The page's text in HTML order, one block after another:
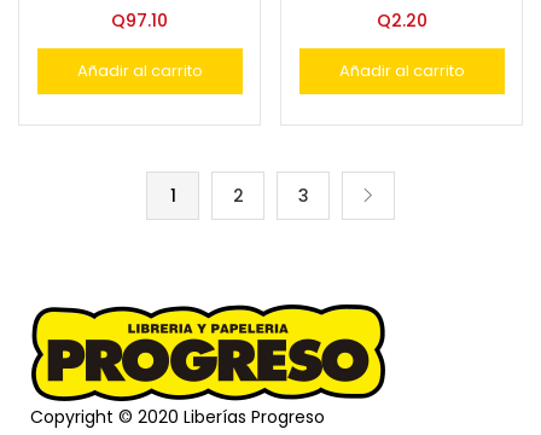
Q97.10
Añadir al carrito
Q2.20
Añadir al carrito
1 2 3
Copyright © 2020 Liberías Progreso